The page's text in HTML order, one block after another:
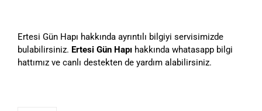
Ertesi Gün Hapı hakkında ayrıntılı bilgiyi servisimizde
bulabilirsiniz. Ertesi Gün Hapı hakkında whatasapp bilgi
hattımız ve canlı destekten de yardım alabilirsiniz.